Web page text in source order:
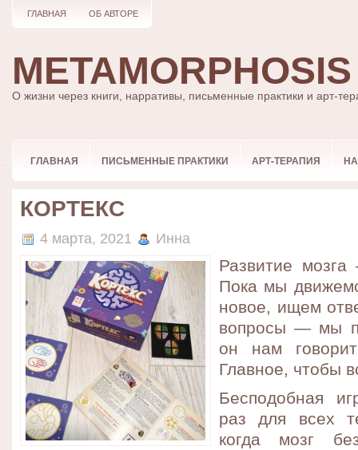
ГЛАВНАЯ ОБ АВТОРЕ
METAMORPHOSIS
О жизни через книги, нарративы, письменные практики и арт-
ГЛАВНАЯ ПИСЬМЕННЫЕ ПРАКТИКИ АРТ-ТЕРАПИЯ
КОРТЕКС
4 марта, 2021 Инна
Развитие
Пока мы
новое, ищем
вопросы — мы
он нам
Главное, чтобы
Бесподобная
раз для всех
когда мозг